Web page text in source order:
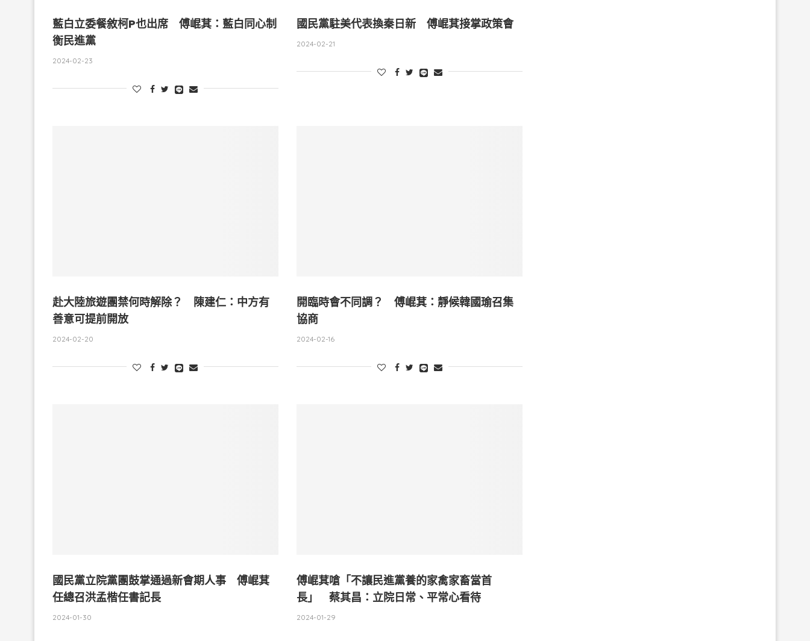
藍白立委餐敘柯P也出席 傅崐萁：藍白同心制
衡民進黨
2024-02-23
國民黨駐美代表換秦日新 傅崐萁接掌政策會
2024-02-21
赴大陸旅遊團禁何時解除？ 陳建仁：中方有
善意可提前開放
2024-02-20
開臨時會不同調？ 傅崐萁：靜候韓國瑜召集
協商
2024-02-16
國民黨立院黨團鼓掌通過新會期人事 傅崐萁
任總召洪孟楷任書記長
2024-01-30
傅崐萁嗆「不讓民進黨養的家禽家畜當首
長」 蔡其昌：立院日常、平常心看待
2024-01-29